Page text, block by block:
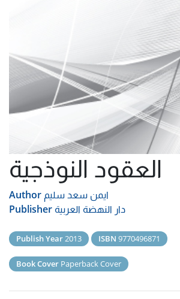
العقود النوذجية
Author ايمن سعد سليم
Publisher دار النهضة العربية
Publish Year2013 ISBN 9770496871
Book Cover Paperback Cover